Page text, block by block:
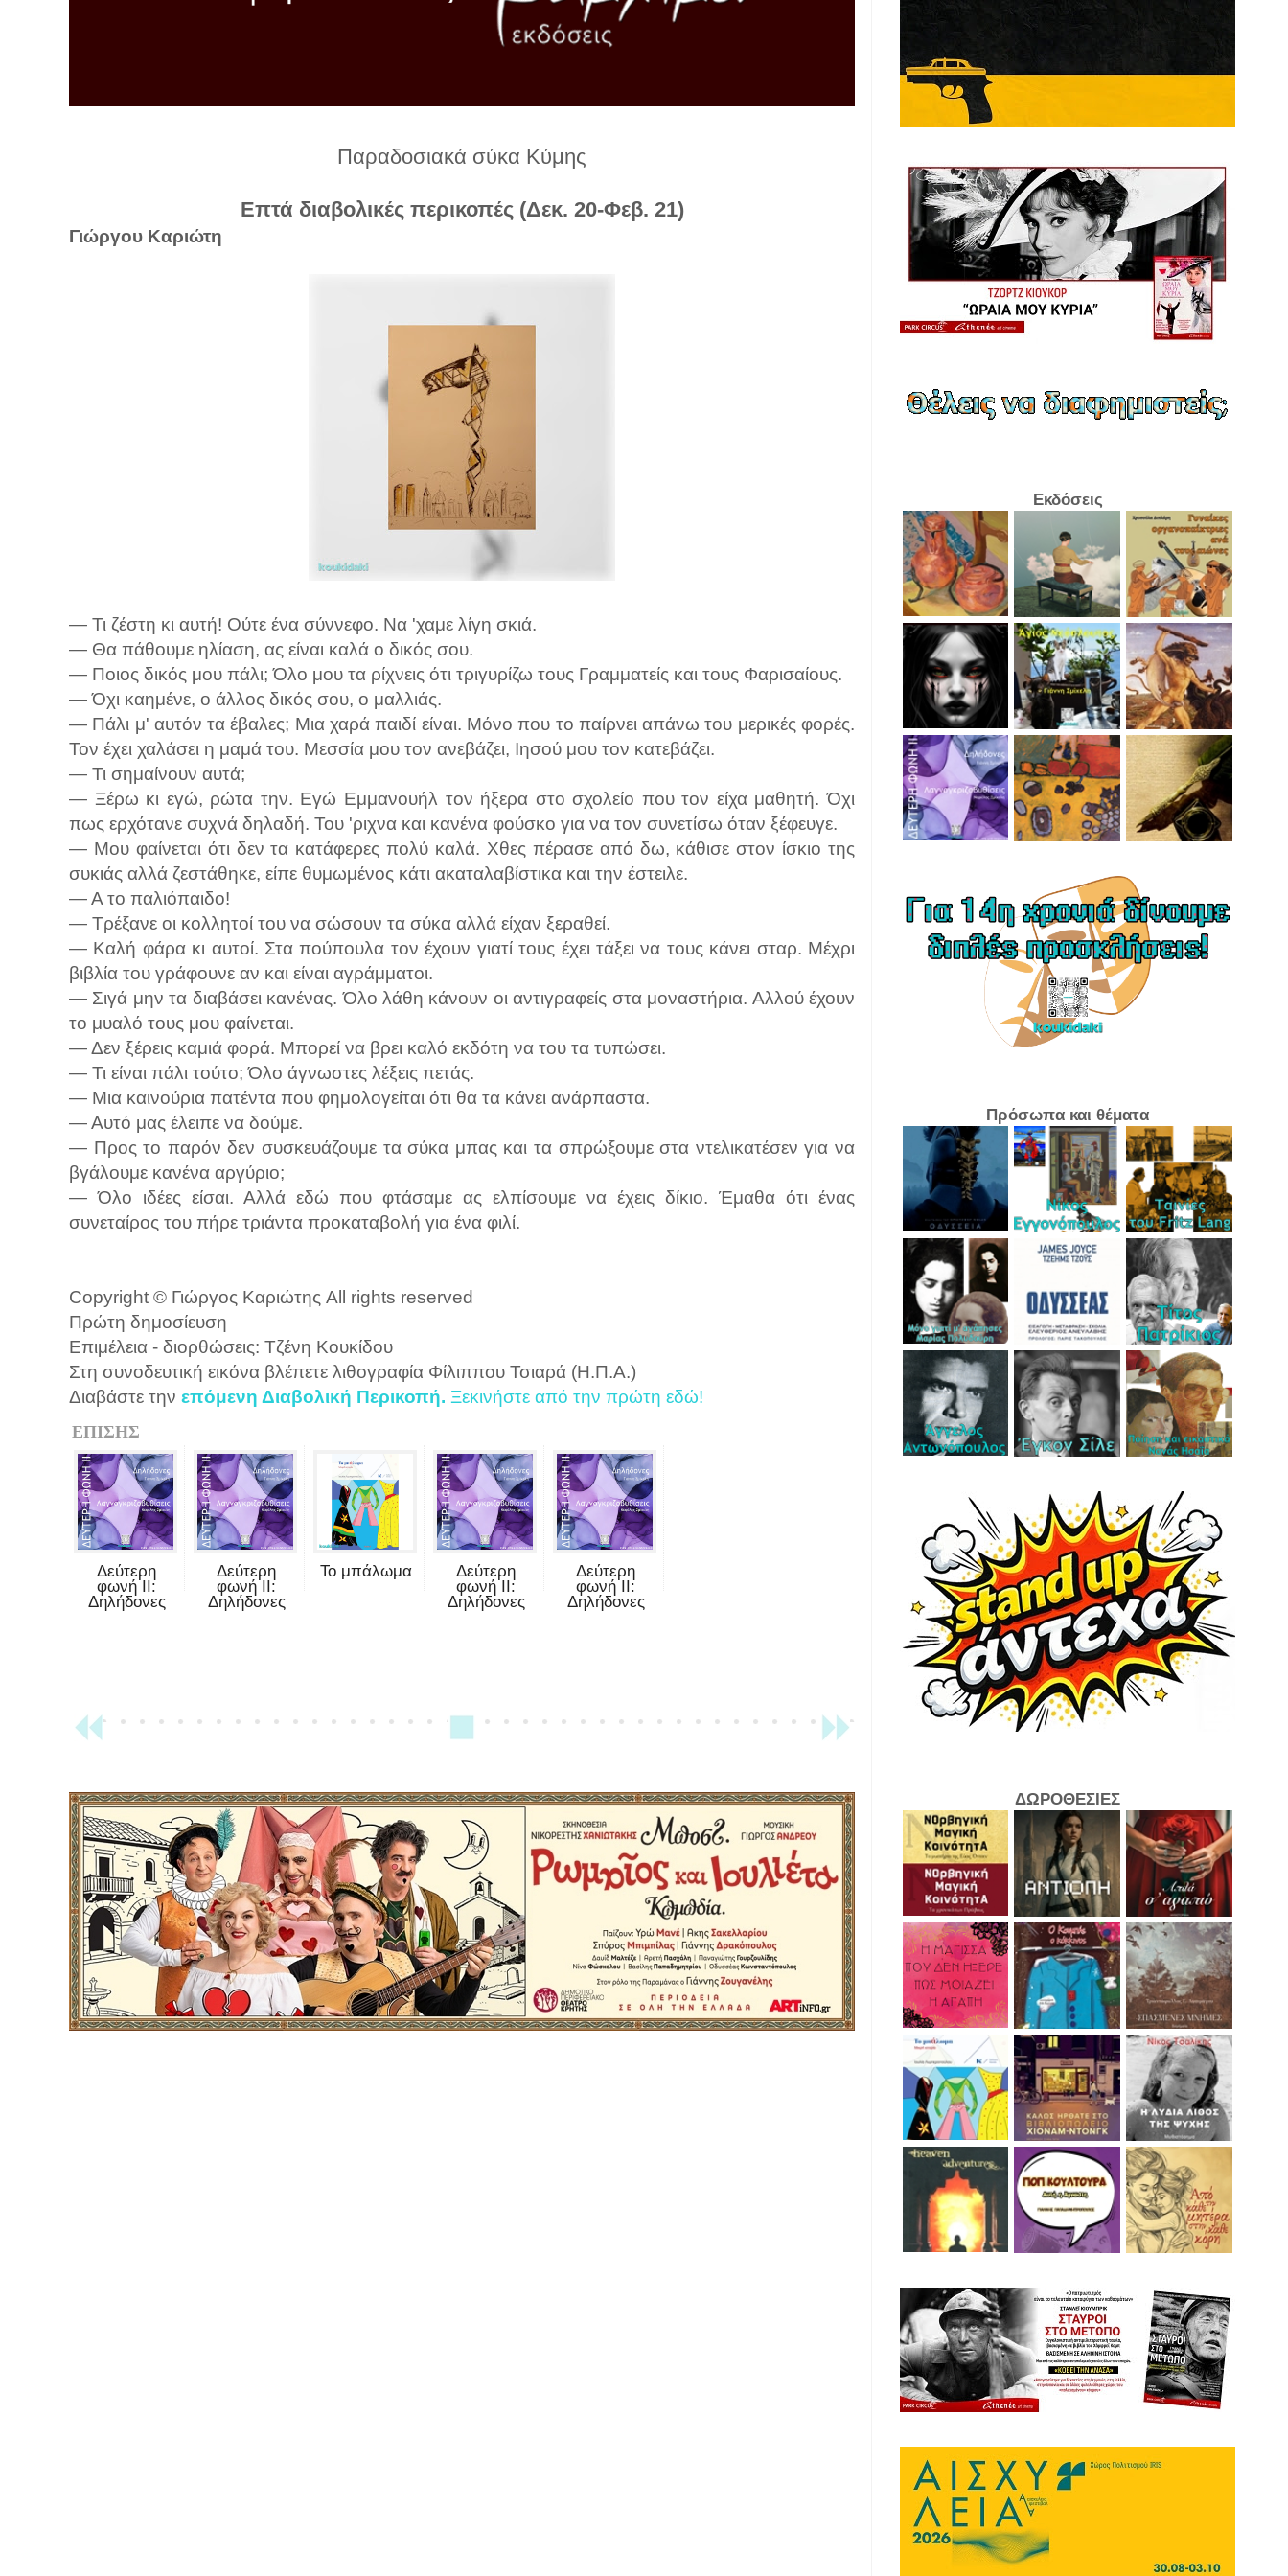
Παραδοσιακά σύκα Κύμης
Επτά διαβολικές περικοπές (Δεκ. 20-Φεβ. 21)
Γιώργου Καριώτη
— Τι ζέστη κι αυτή! Ούτε ένα σύννεφο. Να 'χαμε λίγη σκιά.
— Θα πάθουμε ηλίαση, ας είναι καλά ο δικός σου.
— Ποιος δικός μου πάλι; Όλο μου τα ρίχνεις ότι τριγυρίζω τους Γραμματείς και τους Φαρισαίους.
— Όχι καημένε, ο άλλος δικός σου, ο μαλλιάς.
— Πάλι μ' αυτόν τα έβαλες; Μια χαρά παιδί είναι. Μόνο που το παίρνει απάνω του μερικές φορές.
Τον έχει χαλάσει η μαμά του. Μεσσία μου τον ανεβάζει, Ιησού μου τον κατεβάζει.
— Τι σημαίνουν αυτά;
— Ξέρω κι εγώ, ρώτα την. Εγώ Εμμανουήλ τον ήξερα στο σχολείο που τον είχα μαθητή. Όχι
πως ερχότανε συχνά δηλαδή. Του 'ριχνα και κανένα φούσκο για να τον συνετίσω όταν ξέφευγε.
— Μου φαίνεται ότι δεν τα κατάφερες πολύ καλά. Χθες πέρασε από δω, κάθισε στον ίσκιο της
συκιάς αλλά ζεστάθηκε, είπε θυμωμένος κάτι ακαταλαβίστικα και την έστειλε.
— Α το παλιόπαιδο!
— Τρέξανε οι κολλητοί του να σώσουν τα σύκα αλλά είχαν ξεραθεί.
— Καλή φάρα κι αυτοί. Στα πούπουλα τον έχουν γιατί τους έχει τάξει να τους κάνει σταρ. Μέχρι
βιβλία του γράφουνε αν και είναι αγράμματοι.
— Σιγά μην τα διαβάσει κανένας. Όλο λάθη κάνουν οι αντιγραφείς στα μοναστήρια. Αλλού έχουν
το μυαλό τους μου φαίνεται.
— Δεν ξέρεις καμιά φορά. Μπορεί να βρει καλό εκδότη να του τα τυπώσει.
— Τι είναι πάλι τούτο; Όλο άγνωστες λέξεις πετάς.
— Μια καινούρια πατέντα που φημολογείται ότι θα τα κάνει ανάρπαστα.
— Αυτό μας έλειπε να δούμε.
— Προς το παρόν δεν συσκευάζουμε τα σύκα μπας και τα σπρώξουμε στα ντελικατέσεν για να
βγάλουμε κανένα αργύριο;
— Όλο ιδέες είσαι. Αλλά εδώ που φτάσαμε ας ελπίσουμε να έχεις δίκιο. Έμαθα ότι ένας
συνεταίρος του πήρε τριάντα προκαταβολή για ένα φιλί.
Copyright © Γιώργος Καριώτης All rights reserved
Πρώτη δημοσίευση
Επιμέλεια - διορθώσεις: Τζένη Κουκίδου
Στη συνοδευτική εικόνα βλέπετε λιθογραφία Φίλιππου Τσιαρά (Η.Π.Α.)
Διαβάστε την επόμενη Διαβολική Περικοπή. Ξεκινήστε από την πρώτη εδώ!
ΕΠΙΣΗΣ
Δεύτερη
φωνή II:
Δηλήδονες
Δεύτερη
φωνή II:
Δηλήδονες
Το μπάλωμα
Δεύτερη
φωνή II:
Δηλήδονες
Δεύτερη
φωνή II:
Δηλήδονες
Εκδόσεις
Πρόσωπα και θέματα
ΔΩΡΟΘΕΣΙΕΣ